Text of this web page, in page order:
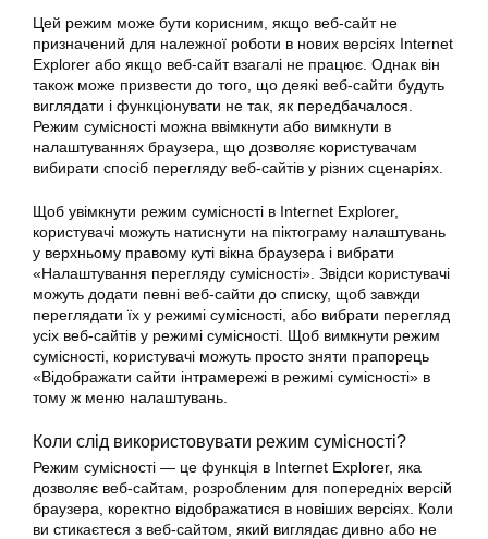
Цей режим може бути корисним, якщо веб-сайт не
призначений для належної роботи в нових версіях Internet
Explorer або якщо веб-сайт взагалі не працює. Однак він
також може призвести до того, що деякі веб-сайти будуть
виглядати і функціонувати не так, як передбачалося.
Режим сумісності можна ввімкнути або вимкнути в
налаштуваннях браузера, що дозволяє користувачам
вибирати спосіб перегляду веб-сайтів у різних сценаріях.
Щоб увімкнути режим сумісності в Internet Explorer,
користувачі можуть натиснути на піктограму налаштувань
у верхньому правому куті вікна браузера і вибрати
«Налаштування перегляду сумісності». Звідси користувачі
можуть додати певні веб-сайти до списку, щоб завжди
переглядати їх у режимі сумісності, або вибрати перегляд
усіх веб-сайтів у режимі сумісності. Щоб вимкнути режим
сумісності, користувачі можуть просто зняти прапорець
«Відображати сайти інтрамережі в режимі сумісності» в
тому ж меню налаштувань.
Коли слід використовувати режим сумісності?
Режим сумісності — це функція в Internet Explorer, яка
дозволяє веб-сайтам, розробленим для попередніх версій
браузера, коректно відображатися в новіших версіях. Коли
ви стикаєтеся з веб-сайтом, який виглядає дивно або не